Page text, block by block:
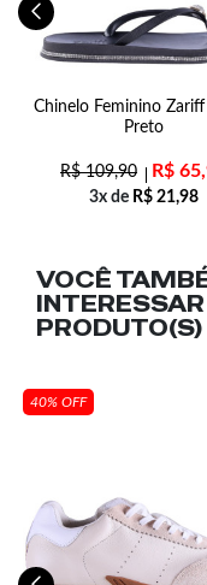
Chinelo Feminino
Preto
R$109,90 R$
3x de R$ 21,98
VOCÊ
PRODUTO(S)
40% OFF